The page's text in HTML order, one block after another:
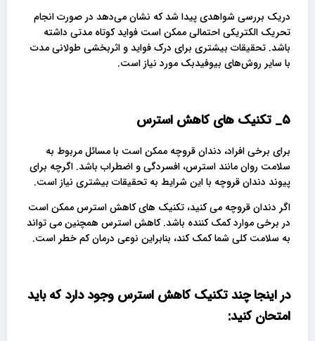
دریک بررسی شواهدی پیدا شد که نشان می‌دهد در صورت انجام
تحریک الکتریکی احتمالی ممکن است فواید کوتاه‌ مدتی داشته
باشد. تحقیقات بیشتری برای درک فواید و اثربخشی طولانی مدت
با سایر روش‌های بیوفیدبک مورد نیاز است.
5_ تکنیک های کاهش استرس
برای برخی افراد، دندان قروچه ممکن است با مسائل مربوط به
سلامت روان مانند استرس، افسردگی و اضطراب باشد. اگرچه برای
پیوند دندان قروچه با این شرایط به تحقیقات بیشتری نیاز است.
اگر دندان قروچه می کنید، تکنیک های کاهش استرس ممکن است
در برخی موارد کمک کننده باشد. کاهش استرس همچنین می تواند
به سلامت کلی شما کمک کند، بنابراین نوعی درمان کم خطر است.
در اینجا چند تکنیک کاهش استرس وجود دارد که باید
امتحان کنید: